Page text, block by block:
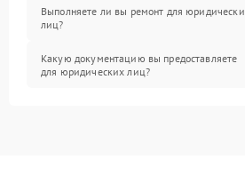
Выполняете ли вы ремонт для
лиц?
Какую документацию вы предоставляете
для юридических лиц?